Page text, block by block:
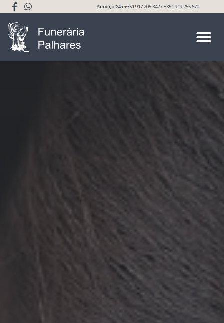
Serviço 24h+351 917 205 342 / +351 919 255 670